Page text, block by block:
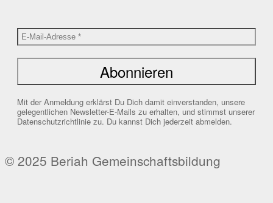
Mit der Anmeldung erklärst Du Dich damit einverstanden, unsere
gelegentlichen Newsletter-E-Mails zu erhalten, und stimmst unserer
Datenschutzrichtlinie zu. Du kannst Dich jederzeit abmelden.
© 2025 Beriah Gemeinschaftsbildung